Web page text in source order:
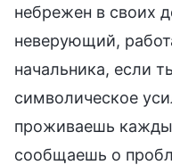
небрежен в своих
неверующий,
начальника, если
символическое
проживаешь
сообщаешь о